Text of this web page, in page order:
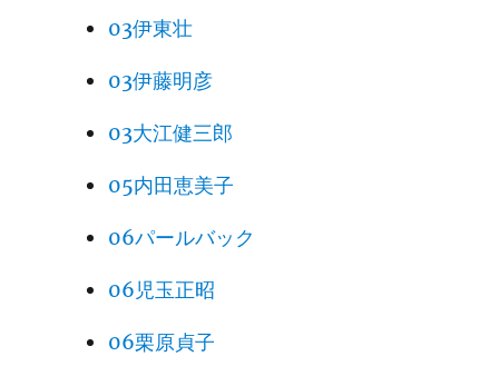
03伊東壮
03伊藤明彦
03大江健三郎
05内田恵美子
06パールバック
06児玉正昭
06栗原貞子